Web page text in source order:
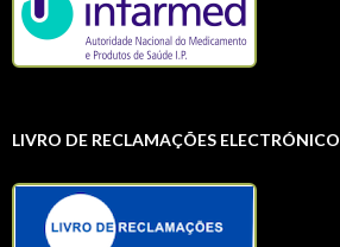
LIVRO DE RECLAMAÇÕES ELECTRÓNICO